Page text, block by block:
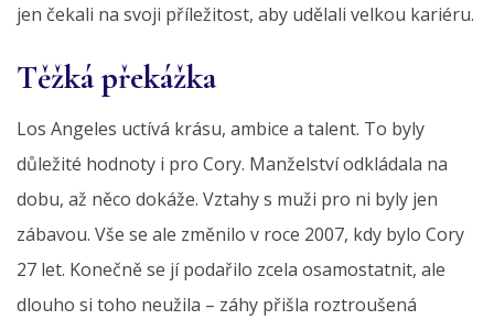
jen čekali na svoji příležitost, aby udělali velkou kariéru.
Těžká překážka
Los Angeles uctívá krásu, ambice a talent. To byly
důležité hodnoty i pro Cory. Manželství odkládala na
dobu, až něco dokáže. Vztahy s muži pro ni byly jen
zábavou. Vše se ale změnilo v roce 2007, kdy bylo Cory
27 let. Konečně se jí podařilo zcela osamostatnit, ale
dlouho si toho neužila – záhy přišla roztroušená